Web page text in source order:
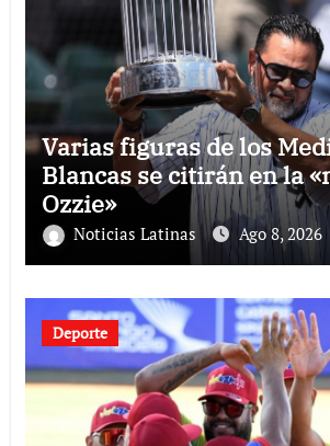
Varias figuras de los
Blancas se citirán en la
Ozzie»
Noticias Latinas Ago 8, 2026
Deporte